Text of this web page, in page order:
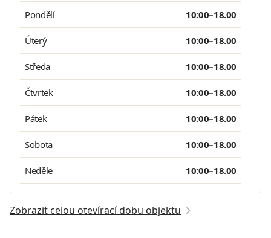
Pondělí 10:00–18.00
Úterý 10:00–18.00
Středa 10:00–18.00
Čtvrtek 10:00–18.00
Pátek 10:00–18.00
Sobota 10:00–18.00
Neděle 10:00–18.00
Zobrazit celou otevírací dobu objektu